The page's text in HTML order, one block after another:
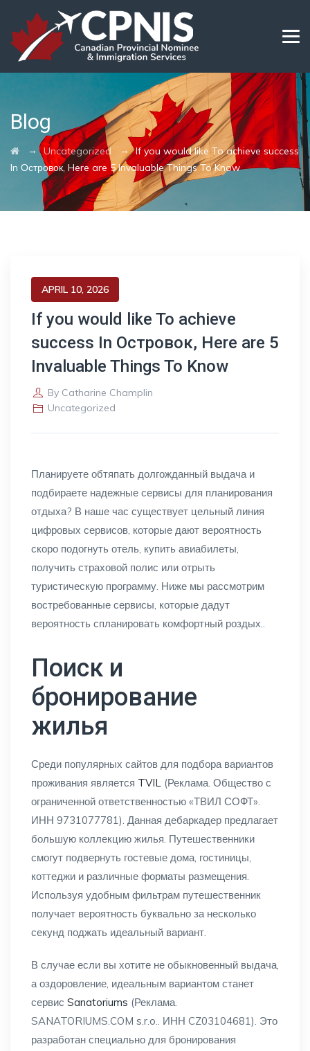
Blog
→Uncategorized →If you would like To achieve success
In Островок, Here are 5 Invaluable Things To Know
APRIL 10, 2026
If you would like To achieve
success In Островок, Here are 5
Invaluable Things To Know
By Catharine Champlin
Uncategorized
Планируете обтяпать долгожданный выдача и
подбираете надежные сервисы для планирования
отдыха? В наше час существует цельный линия
цифровых сервисов, которые дают вероятность
скоро подогнуть отель, купить авиабилеты,
получить страховой полис или отрыть
туристическую программу. Ниже мы рассмотрим
востребованные сервисы, которые дадут
вероятность спланировать комфортный роздых..
Поиск и
бронирование
жилья
Среди популярных сайтов для подбора вариантов
проживания является TVIL (Реклама. Общество с
ограниченной ответственностью «ТВИЛ СОФТ».
ИНН 9731077781). Данная дебаркадер предлагает
большую коллекцию жилья. Путешественники
смогут подвернуть гостевые дома, гостиницы,
коттеджи и различные форматы размещения.
Используя удобным фильтрам путешественник
получает вероятность буквально за несколько
секунд поджать идеальный вариант.
В случае если вы хотите не обыкновенный выдача,
а оздоровление, идеальным вариантом станет
сервис Sanatoriums (Реклама.
SANATORIUMS.COM s.r.o.. ИНН CZ03104681). Это
разработан специально для бронирования